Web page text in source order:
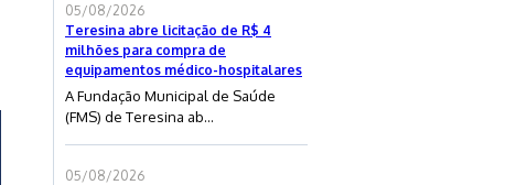
05/08/2026
Teresina abre licitação de R$ 4
milhões para compra de
equipamentos médico-hospitalares
A Fundação Municipal de Saúde
(FMS) de Teresina ab...
05/08/2026